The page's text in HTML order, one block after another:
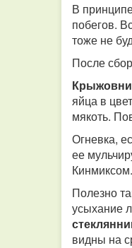
В
побегов.
тоже не
После
яйца в
мякоть.
Огневка,
ее
Полезно
усыхание
видны на